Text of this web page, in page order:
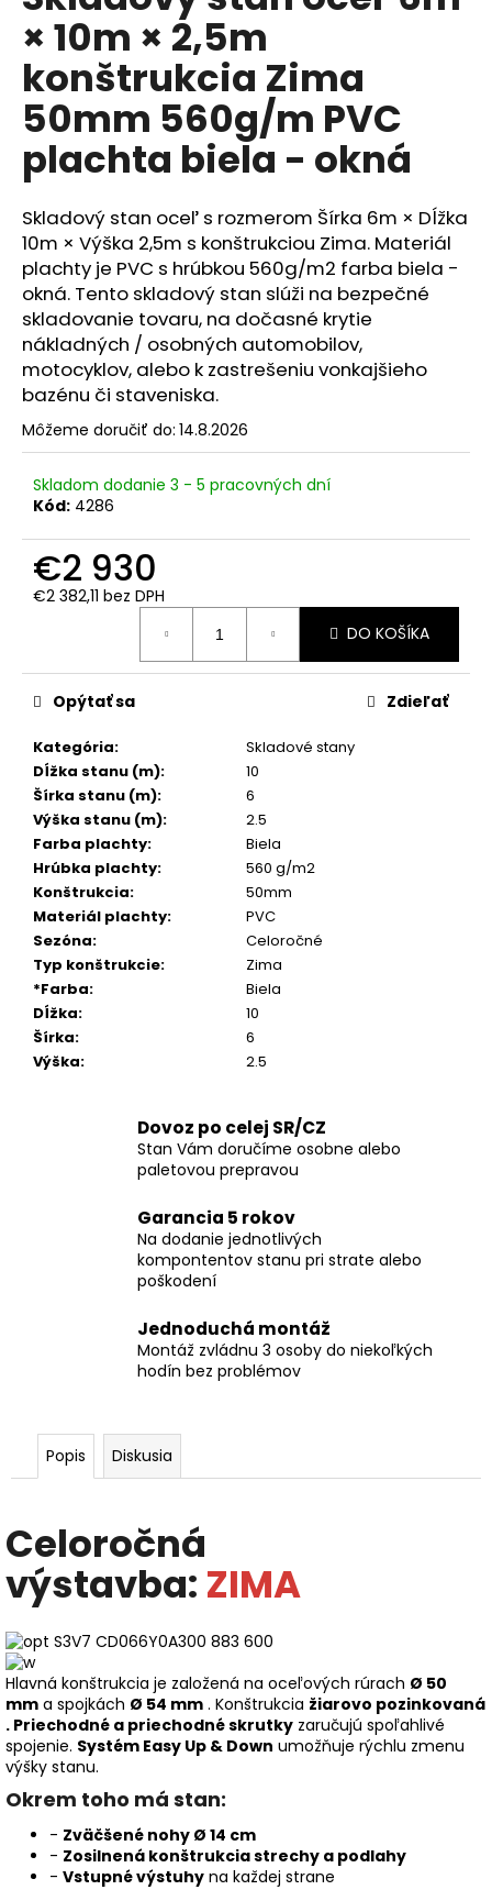
0,0
z
5
hviezdičiek.
× 10m × 2,5m
konštrukcia Zima
50mm 560g/m PVC
plachta biela - okná
Skladový stan oceľ s rozmerom Šírka 6m × Dĺžka
10m × Výška 2,5m s konštrukciou Zima. Materiál
plachty je PVC s hrúbkou 560g/m2 farba biela -
okná. Tento skladový stan slúži na bezpečné
skladovanie tovaru, na dočasné krytie
nákladných / osobných automobilov,
motocyklov, alebo k zastrešeniu vonkajšieho
bazénu či staveniska.
Môžeme doručiť do: 14.8.2026
Skladom dodanie 3 - 5 pracovných dní
Kód: 4286
€2 930
€2 382,11 bez DPH
DO KOŠÍKA
Kategória:
Skladové stany
Dĺžka stanu (m):
10
Šírka stanu (m):
6
Výška stanu (m):
2.5
Farba plachty:
Biela
Hrúbka plachty:
560 g/m2
Konštrukcia:
50mm
Materiál plachty:
PVC
Sezóna:
Celoročné
Typ konštrukcie:
Zima
*Farba:
Biela
Dĺžka:
10
Šírka:
6
Výška: 2.5
Opýtať sa Zdieľať
Dovoz po celej SR/CZ
Stan Vám doručíme osobne alebo
paletovou prepravou
Garancia 5 rokov
Na dodanie jednotlivých
kompontentov stanu pri strate alebo
poškodení
Jednoduchá montáž
Montáž zvládnu 3 osoby do niekoľkých
hodín bez problémov
Popis Diskusia
Celoročná
výstavba: ZIMA
Hlavná konštrukcia je založená na oceľových rúrach Ø 50
mm a spojkách Ø 54 mm . Konštrukcia žiarovo pozinkovaná
. Priechodné a priechodné skrutky zaručujú spoľahlivé
spojenie. Systém Easy Up & Down umožňuje rýchlu zmenu
výšky stanu.
Okrem toho má stan:
- Zväčšené nohy Ø 14 cm
- Zosilnená konštrukcia strechy a podlahy
- Vstupné výstuhy na každej strane
á
j
s
ť
?
HĽADAŤ
O
d
p
o
r
ú
č
a
m
e